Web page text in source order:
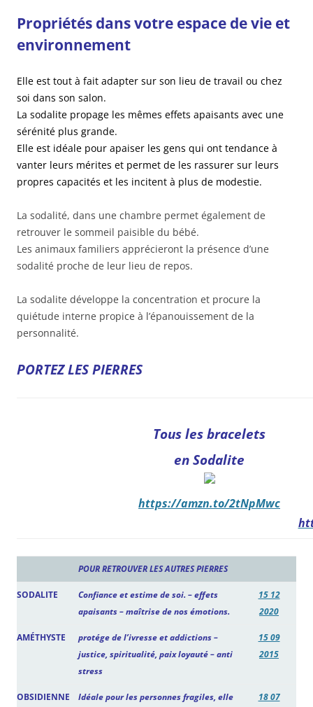
Propriétés dans votre espace de vie et
environnement
Elle est tout à fait adapter sur son lieu de travail ou chez
soi dans son salon.
La sodalite propage les mêmes effets apaisants avec une
sérénité plus grande.
Elle est idéale pour apaiser les gens qui ont tendance à
vanter leurs mérites et permet de les rassurer sur leurs
propres capacités et les incitent à plus de modestie.
La sodalité, dans une chambre permet également de
retrouver le sommeil paisible du bébé.
Les animaux familiers apprécieront la présence d’une
sodalité proche de leur lieu de repos.
La sodalite développe la concentration et procure la
quiétude interne propice à l’épanouissement de la
personnalité.
PORTEZ LES PIERRES
Tous les bracelets
en Sodalite
https://amzn.to/2tNpMwc
POUR RETROUVER LES AUTRES PIERRES
SODALITE
Confiance et estime de soi. – effets
apaisants – maîtrise de nos émotions.
15 12
2020
AMÉTHYSTE
protége de l’ivresse et addictions –
justice, spiritualité, paix loyauté – anti
stress
15 09
2015
OBSIDIENNE
Idéale pour les personnes fragiles, elle
18 07